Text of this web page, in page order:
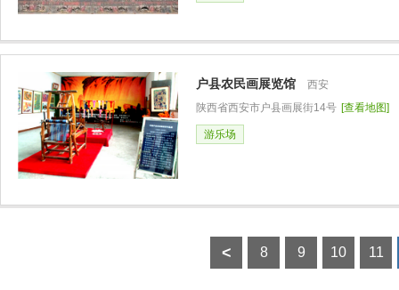
户县农民画展览馆
西安
陕西省西安市户县画展街14号 [查看地图]
游乐场
< 8 9 10 11